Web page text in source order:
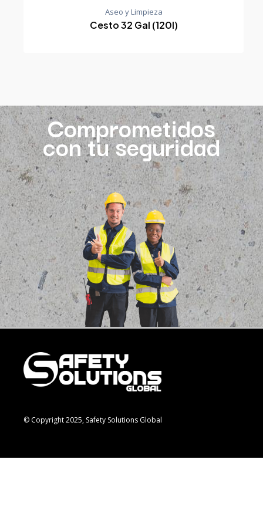
Aseo y Limpieza
Cesto 32 Gal (120l)
Comprometidos
con tu seguridad
© Copyright 2025, Safety Solutions Global